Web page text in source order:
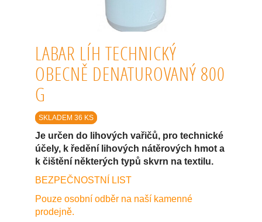
LABAR LÍH TECHNICKÝ
OBECNĚ DENATUROVANÝ 800
G
SKLADEM 36 KS
Je určen do lihových vařičů, pro technické
účely, k ředění lihových nátěrových hmot a
k čištění některých typů skvrn na textilu.
BEZPEČNOSTNÍ LIST
Pouze osobní odběr na naší kamenné
prodejně.